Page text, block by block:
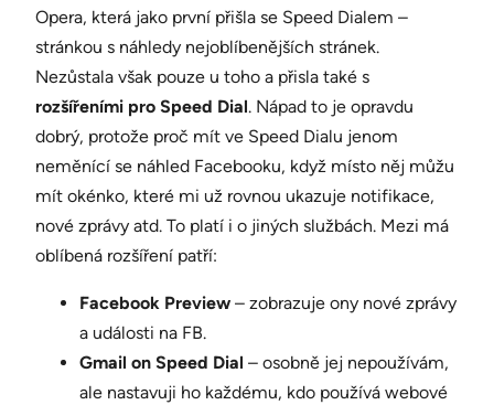
Opera, která jako první přišla se Speed Dialem –
stránkou s náhledy nejoblíbenějších stránek.
Nezůstala však pouze u toho a přisla také s
rozšířeními pro Speed Dial. Nápad to je opravdu
dobrý, protože proč mít ve Speed Dialu jenom
neměnící se náhled Facebooku, když místo něj můžu
mít okénko, které mi už rovnou ukazuje notifikace,
nové zprávy atd. To platí i o jiných službách. Mezi má
oblíbená rozšíření patří:
Facebook Preview – zobrazuje ony nové zprávy
a události na FB.
Gmail on Speed Dial – osobně jej nepoužívám,
ale nastavuji ho každému, kdo používá webové